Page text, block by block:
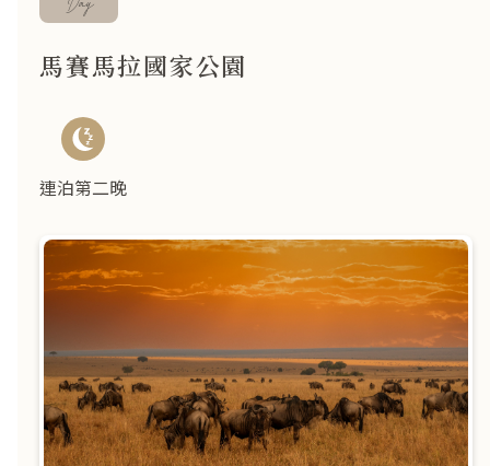
馬賽馬拉國家公園
連泊第二晚